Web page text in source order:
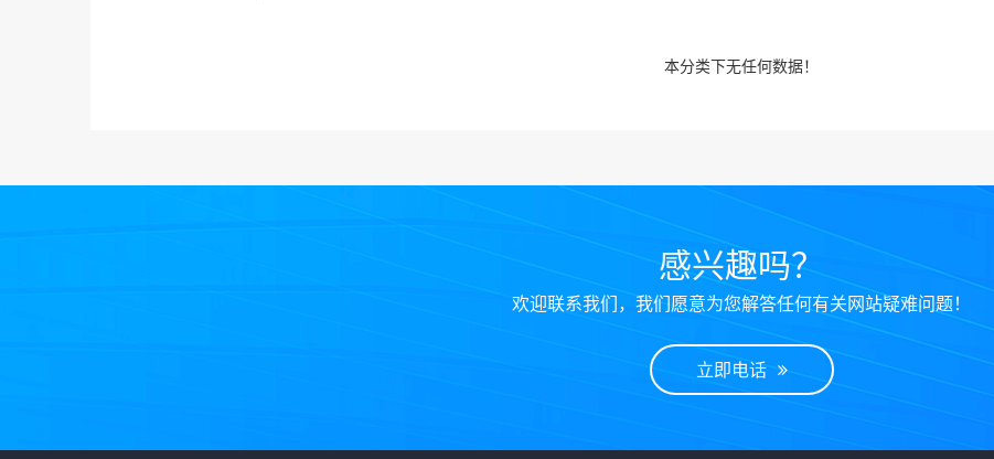
本分类下无任何数据！
感兴趣吗？
欢迎联系我们，我们愿意为您解答任何有关网站疑难问题！
立即电话